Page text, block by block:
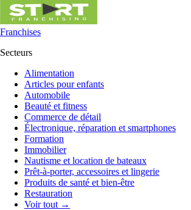
Franchises
Secteurs
Alimentation
Articles pour enfants
Automobile
Beauté et fitness
Commerce de détail
Électronique, réparation et smartphones
Formation
Immobilier
Nautisme et location de bateaux
Prêt-à-porter, accessoires et lingerie
Produits de santé et bien-être
Restauration
Voir tout →